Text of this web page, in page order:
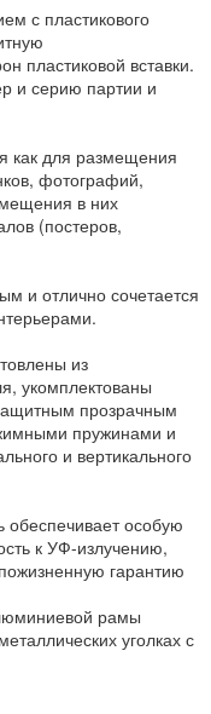
с пластикового
пластиковой вставки.
и серию партии и
как для размещения
фотографий,
в них
(постеров,
и отлично сочетается
из
укомплектованы
прозрачным
пружинами и
и вертикального
особую
к УФ-излучению,
гарантию
рамы
уголках с